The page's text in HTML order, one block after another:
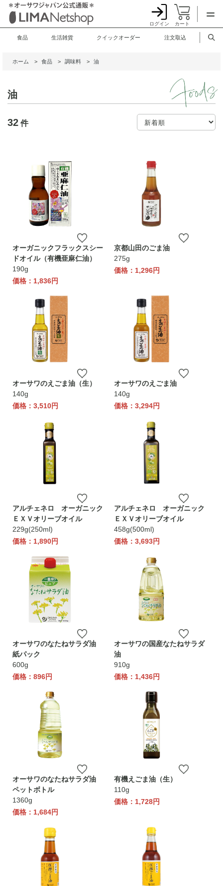
ログイン カート
食品 生活雑貨 クイックオーダー 注文取込
ホーム > 食品 > 調味料 > 油
油
32 件
オーガニックフラックスシー
ドオイル（有機亜麻仁油）
190g
価格：1,836円
京都山田のごま油
275g
価格：1,296円
オーサワのえごま油（生）
140g
価格：3,510円
オーサワのえごま油
140g
価格：3,294円
アルチェネロ オーガニック
ＥＸＶオリーブオイル
229g(250ml)
価格：1,890円
アルチェネロ オーガニック
ＥＸＶオリーブオイル
458g(500ml)
価格：3,693円
オーサワのなたねサラダ油
紙パック
600g
価格：896円
オーサワの国産なたねサラダ
油
910g
価格：1,436円
オーサワのなたねサラダ油
ペットボトル
1360g
価格：1,684円
有機えごま油（生）
110g
価格：1,728円